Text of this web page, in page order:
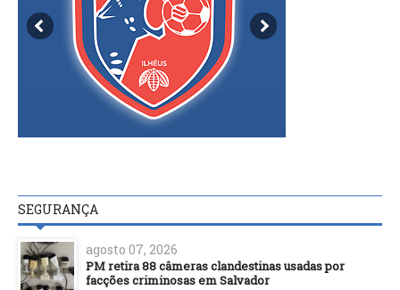
SEGURANÇA
agosto 07, 2026
PM retira 88 câmeras clandestinas usadas por
facções criminosas em Salvador